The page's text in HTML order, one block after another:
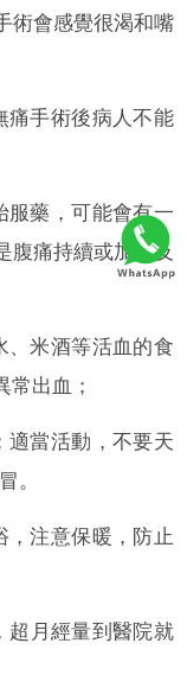
術會感覺很渴和嘴
痛手術後病人不能
服藥，可能會有一
腹痛持續或加重及
、米酒等活血的食
出血；
適當活動，不要天
。
，注意保暖，防止
超月經量到醫院就